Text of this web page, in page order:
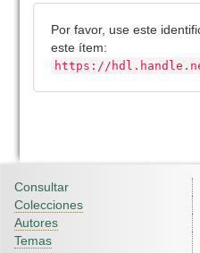
Por favor, use este
este ítem:
https://
Consultar
Colecciones
Autores
Temas